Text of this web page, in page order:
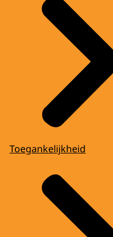
Toegankelijkheid